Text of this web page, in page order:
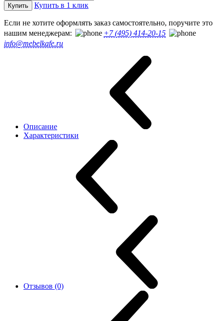
Купить Купить в 1 клик
Если не хотите оформлять заказ самостоятельно, поручите это
нашим менеджерам:
+7 (495) 414-20-15
info@mebelkafe.ru
Описание
Характеристики
Отзывов (0)